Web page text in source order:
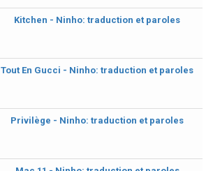
Kitchen - Ninho: traduction et paroles
Tout En Gucci - Ninho: traduction et paroles
Privilège - Ninho: traduction et paroles